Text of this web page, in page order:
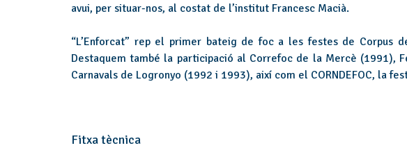
avui, per situar-nos, al costat de l’institut Francesc Macià.
“L’Enforcat” rep el primer bateig de foc a les festes de Corpus
Destaquem també la participació al Correfoc de la Mercè (1991),
Carnavals de Logronyo (1992 i 1993), així com el CORNDEFOC, la
Fitxa tècnica